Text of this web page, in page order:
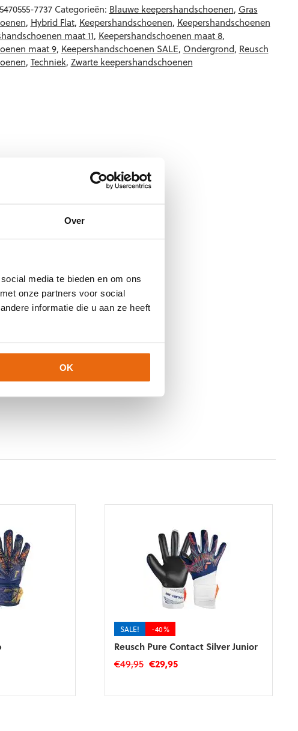
Over
media te bieden en om ons
onze partners voor social
informatie die u aan ze heeft
OK
5470555-7737 Categorieën: Blauwe keepershandschoenen, Gras
, Hybrid Flat, Keepershandschoenen, Keepershandschoenen
maat 11, Keepershandschoenen maat 8,
maat 9, Keepershandschoenen SALE, Ondergrond, Reusch
, Techniek, Zwarte keepershandschoenen
SALE! -40%
Reusch Pure Contact Silver Junior
€49,95 Oorspronkelijke
€29,95Huidige
product